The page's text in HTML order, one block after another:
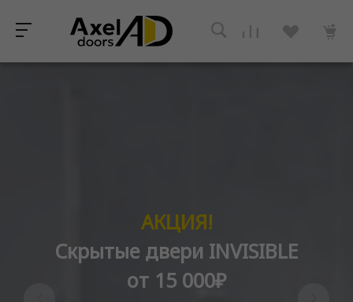
АКЦИЯ!
Скрытые двери INVISIBLE
от 15 000₽